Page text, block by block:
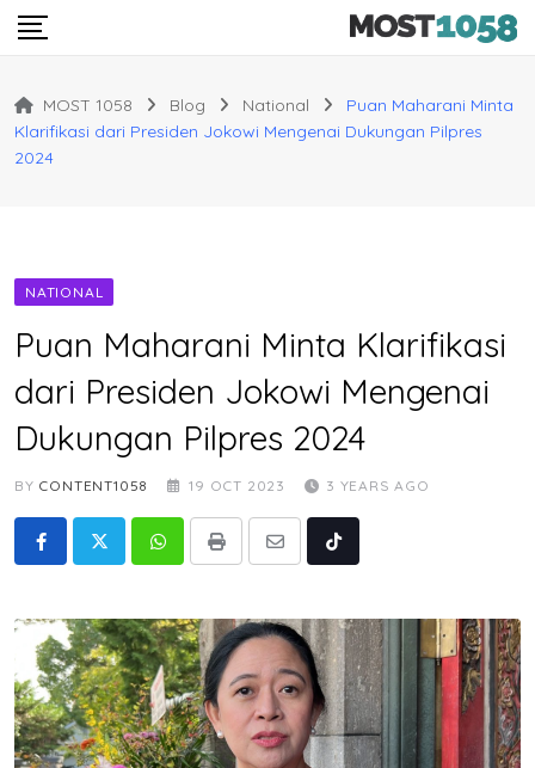
Skip
MOST 1058 Blog National
Puan Maharani Minta
Klarifikasi dari Presiden Jokowi Mengenai Dukungan Pilpres
2024
NATIONAL
Puan Maharani Minta Klarifikasi
dari Presiden Jokowi Mengenai
Dukungan Pilpres 2024
BY CONTENT1058 19 OCT 2023 3 YEARS AGO
WhatsappPrint
Share
Tiktok